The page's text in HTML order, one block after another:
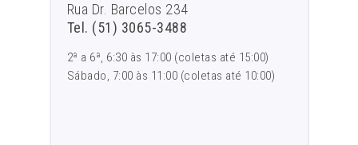
Rua Dr. Barcelos 234
Tel. (51) 3065-3488
2ª a 6ª, 6:30 às 17:00 (coletas até 15:00)
Sábado, 7:00 às 11:00 (coletas até 10:00)